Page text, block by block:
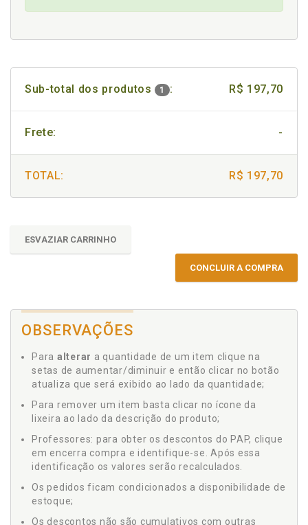
Sub-total dos produtos 1 : R$ 197,70
Frete: -
TOTAL: R$ 197,70
ESVAZIAR CARRINHO
CONCLUIR A COMPRA
OBSERVAÇÕES
Para alterar a quantidade de um item clique na
setas de aumentar/diminuir e então clicar no botão
atualiza que será exibido ao lado da quantidade;
Para remover um item basta clicar no ícone da
lixeira ao lado da descrição do produto;
Professores: para obter os descontos do PAP, clique
em encerra compra e identifique-se. Após essa
identificação os valores serão recalculados.
Os pedidos ficam condicionados a disponibilidade de
estoque;
Os descontos não são cumulativos com outras